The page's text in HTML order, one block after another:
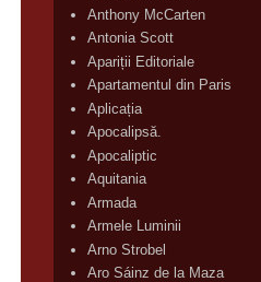
Anthony McCarten
Antonia Scott
Apariții Editoriale
Apartamentul din Paris
Aplicația
Apocalipsă.
Apocaliptic
Aquitania
Armada
Armele Luminii
Arno Strobel
Aro Sáinz de la Maza